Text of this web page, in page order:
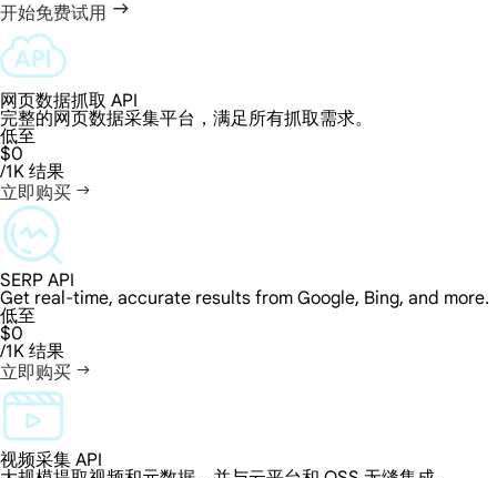
开始免费试用
网页数据抓取 API
完整的网页数据采集平台，满足所有抓取需求。
低至
$0
/1K 结果
立即购买
SERP API
Get real-time, accurate results from Google, Bing, and more.
低至
$0
/1K 结果
立即购买
视频采集 API